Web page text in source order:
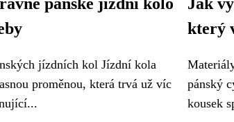
jízdních kol Jízdní kola
proměnou, která trvá už víc
který
pánský
kousek